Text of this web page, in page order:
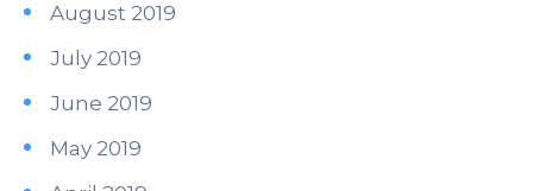
August 2019
July 2019
June 2019
May 2019